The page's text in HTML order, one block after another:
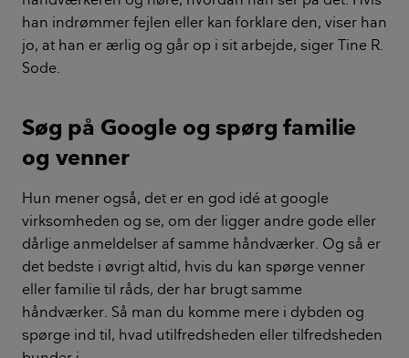
han indrømmer fejlen eller kan forklare den, viser han
jo, at han er ærlig og går op i sit arbejde, siger Tine R.
Sode.
Søg på Google og spørg familie
og venner
Hun mener også, det er en god idé at google
virksomheden og se, om der ligger andre gode eller
dårlige anmeldelser af samme håndværker. Og så er
det bedste i øvrigt altid, hvis du kan spørge venner
eller familie til råds, der har brugt samme
håndværker. Så man du komme mere i dybden og
spørge ind til, hvad utilfredsheden eller tilfredsheden